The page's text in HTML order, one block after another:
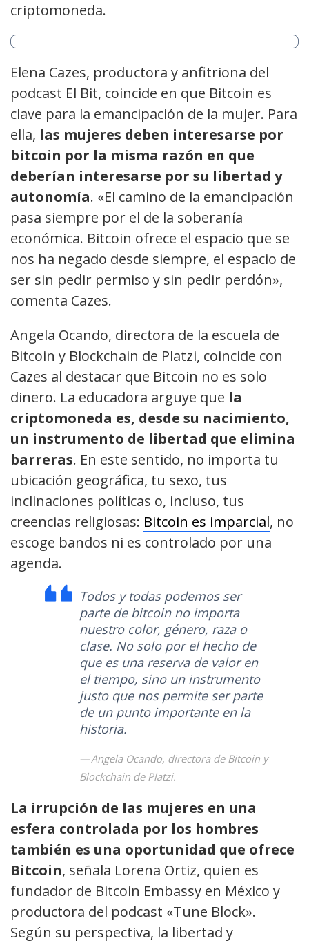
criptomoneda.
Elena Cazes, productora y anfitriona del
podcast El Bit, coincide en que Bitcoin es
clave para la emancipación de la mujer. Para
ella, las mujeres deben interesarse por
bitcoin por la misma razón en que
deberían interesarse por su libertad y
autonomía. «El camino de la emancipación
pasa siempre por el de la soberanía
económica. Bitcoin ofrece el espacio que se
nos ha negado desde siempre, el espacio de
ser sin pedir permiso y sin pedir perdón»,
comenta Cazes.
Angela Ocando, directora de la escuela de
Bitcoin y Blockchain de Platzi, coincide con
Cazes al destacar que Bitcoin no es solo
dinero. La educadora arguye que la
criptomoneda es, desde su nacimiento,
un instrumento de libertad que elimina
barreras. En este sentido, no importa tu
ubicación geográfica, tu sexo, tus
inclinaciones políticas o, incluso, tus
creencias religiosas: Bitcoin es imparcial, no
escoge bandos ni es controlado por una
agenda.
Todos y todas podemos ser
parte de bitcoin no importa
nuestro color, género, raza o
clase. No solo por el hecho de
que es una reserva de valor en
el tiempo, sino un instrumento
justo que nos permite ser parte
de un punto importante en la
historia.
Angela Ocando, directora de Bitcoin y
Blockchain de Platzi.
La irrupción de las mujeres en una
esfera controlada por los hombres
también es una oportunidad que ofrece
Bitcoin, señala Lorena Ortiz, quien es
fundador de Bitcoin Embassy en México y
productora del podcast «Tune Block».
Según su perspectiva, la libertad y